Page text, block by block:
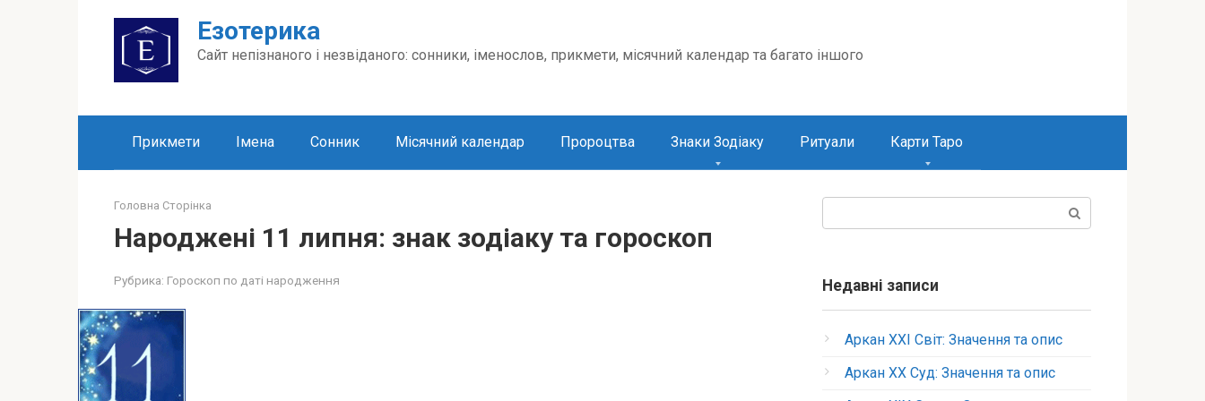
Езотерика
Сайт непізнаного і незвіданого: сонники, іменослов, прикмети, місячний календар та багато іншого
Прикмети Імена Сонник Місячний календар Пророцтва Знаки Зодіаку Ритуали Карти Таро
Головна Сторінка
Народжені 11 липня: знак зодіаку та гороскоп
Рубрика: Гороскоп по даті народження Недавні записи
Аркан XXI Світ: Значення та опис
Аркан XX Суд: Значення та опис